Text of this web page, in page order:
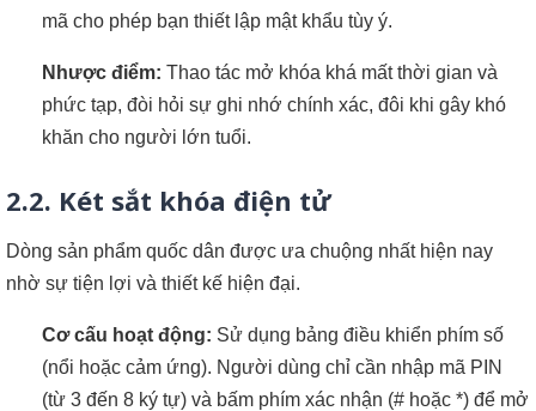
mã cho phép bạn thiết lập mật khẩu tùy ý.
Nhược điểm: Thao tác mở khóa khá mất thời gian và
phức tạp, đòi hỏi sự ghi nhớ chính xác, đôi khi gây khó
khăn cho người lớn tuổi.
2.2. Két sắt khóa điện tử
Dòng sản phẩm quốc dân được ưa chuộng nhất hiện nay
nhờ sự tiện lợi và thiết kế hiện đại.
Cơ cấu hoạt động: Sử dụng bảng điều khiển phím số
(nổi hoặc cảm ứng). Người dùng chỉ cần nhập mã PIN
(từ 3 đến 8 ký tự) và bấm phím xác nhận (# hoặc *) để mở